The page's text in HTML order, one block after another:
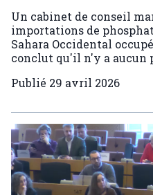
Un cabinet de conseil
importations de
Sahara Occidental
conclut qu'il n'y a aucun
Publié 29 avril 2026